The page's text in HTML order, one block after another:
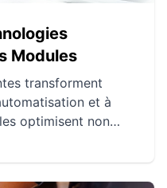
Modules
transforment
et à
optimisent non
Cette intégration
harmonieux et